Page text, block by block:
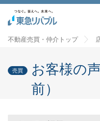
不動産売買・仲介トップ
売買
お客様の
前）